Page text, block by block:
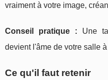
vraiment à votre image,
Conseil pratique : Une
devient l'âme de votre salle
Ce qu'il faut retenir